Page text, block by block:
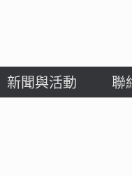
新聞與活動 聯